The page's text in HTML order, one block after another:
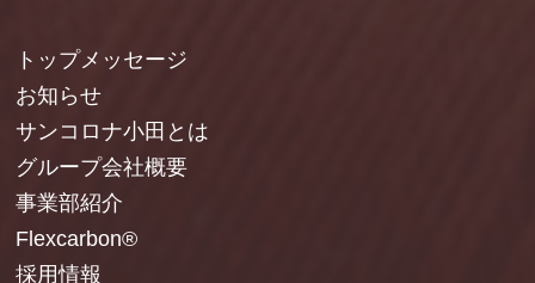
トップメッセージ
お知らせ
サンコロナ小田とは
グループ会社概要
事業部紹介
Flexcarbon®
採用情報